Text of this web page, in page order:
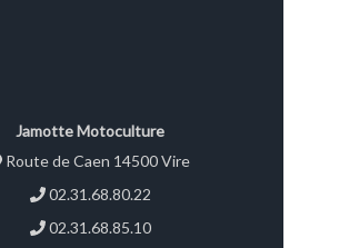
Jamotte Motoculture
Route de Caen 14500 Vire
02.31.68.80.22
02.31.68.85.10